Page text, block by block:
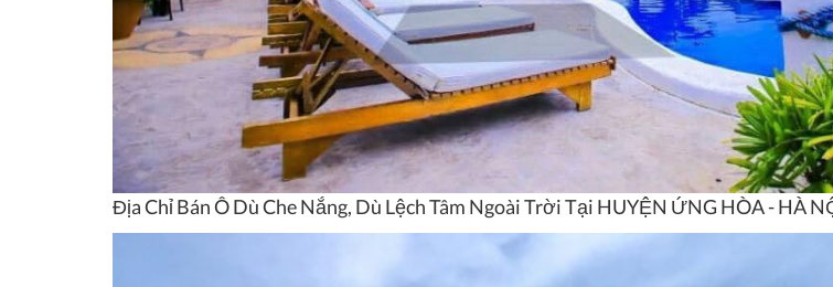
Địa Chỉ Bán Ô Dù Che Nắng, Dù Lệch Tâm Ngoài Trời Tại HUYỆN ỨNG HÒA - HÀ